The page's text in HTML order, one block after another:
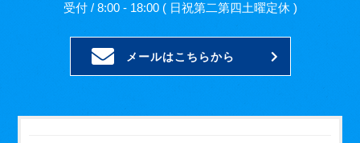
受付 / 8:00 - 18:00 ( 日祝第二第四土曜定休 )
メールはこちらから